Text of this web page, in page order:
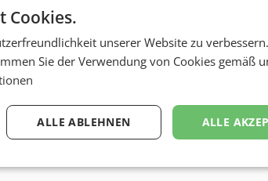
Cookies.
unserer Website zu
Sie der Verwendung von Cookies gemäß
ALLE
ALLE ABLEHNEN